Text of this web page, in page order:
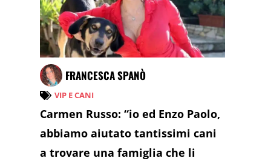
FRANCESCA SPANÒ
VIP E CANI
Carmen Russo: “io ed Enzo Paolo,
abbiamo aiutato tantissimi cani
a trovare una famiglia che li